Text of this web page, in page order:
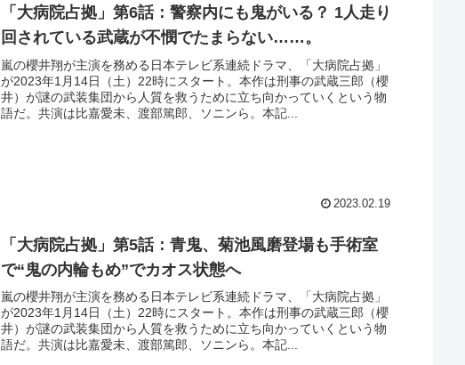
「大病院占拠」第6話：警察内にも鬼がいる？ 1人走り
回されている武蔵が不憫でたまらない……。
嵐の櫻井翔が主演を務める日本テレビ系連続ドラマ、「大病院占拠」
が2023年1月14日（土）22時にスタート。本作は刑事の武蔵三郎（櫻
井）が謎の武装集団から人質を救うために立ち向かっていくという物
語だ。共演は比嘉愛未、渡部篤郎、ソニンら。本記...
2023.02.19
「大病院占拠」第5話：青鬼、菊池風磨登場も手術室
で“鬼の内輪もめ”でカオス状態へ
嵐の櫻井翔が主演を務める日本テレビ系連続ドラマ、「大病院占拠」
が2023年1月14日（土）22時にスタート。本作は刑事の武蔵三郎（櫻
井）が謎の武装集団から人質を救うために立ち向かっていくという物
語だ。共演は比嘉愛未、渡部篤郎、ソニンら。本記...